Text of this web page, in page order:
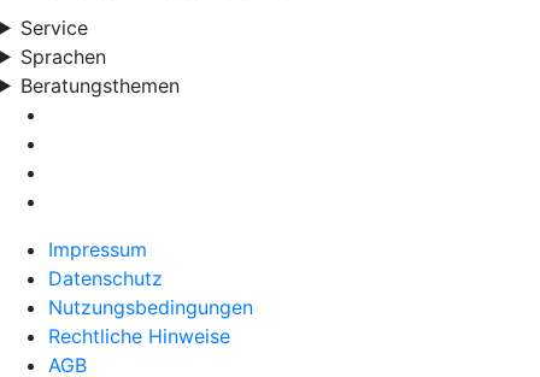
Service
Sprachen
Beratungsthemen
Impressum
Datenschutz
Nutzungsbedingungen
Rechtliche Hinweise
AGB